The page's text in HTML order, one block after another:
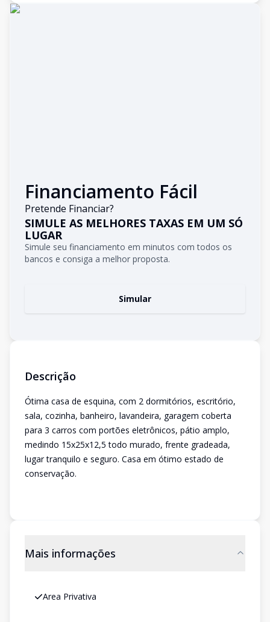
Financiamento Fácil
Pretende Financiar?
SIMULE AS MELHORES TAXAS EM UM SÓ
LUGAR
Simule seu financiamento em minutos com todos os
bancos e consiga a melhor proposta.
Simular
Descrição
Ótima casa de esquina, com 2 dormitórios, escritório,
sala, cozinha, banheiro, lavandeira, garagem coberta
para 3 carros com portões eletrônicos, pátio amplo,
medindo 15x25x12,5 todo murado, frente gradeada,
lugar tranquilo e seguro. Casa em ótimo estado de
conservação.
Mais informações
Area Privativa